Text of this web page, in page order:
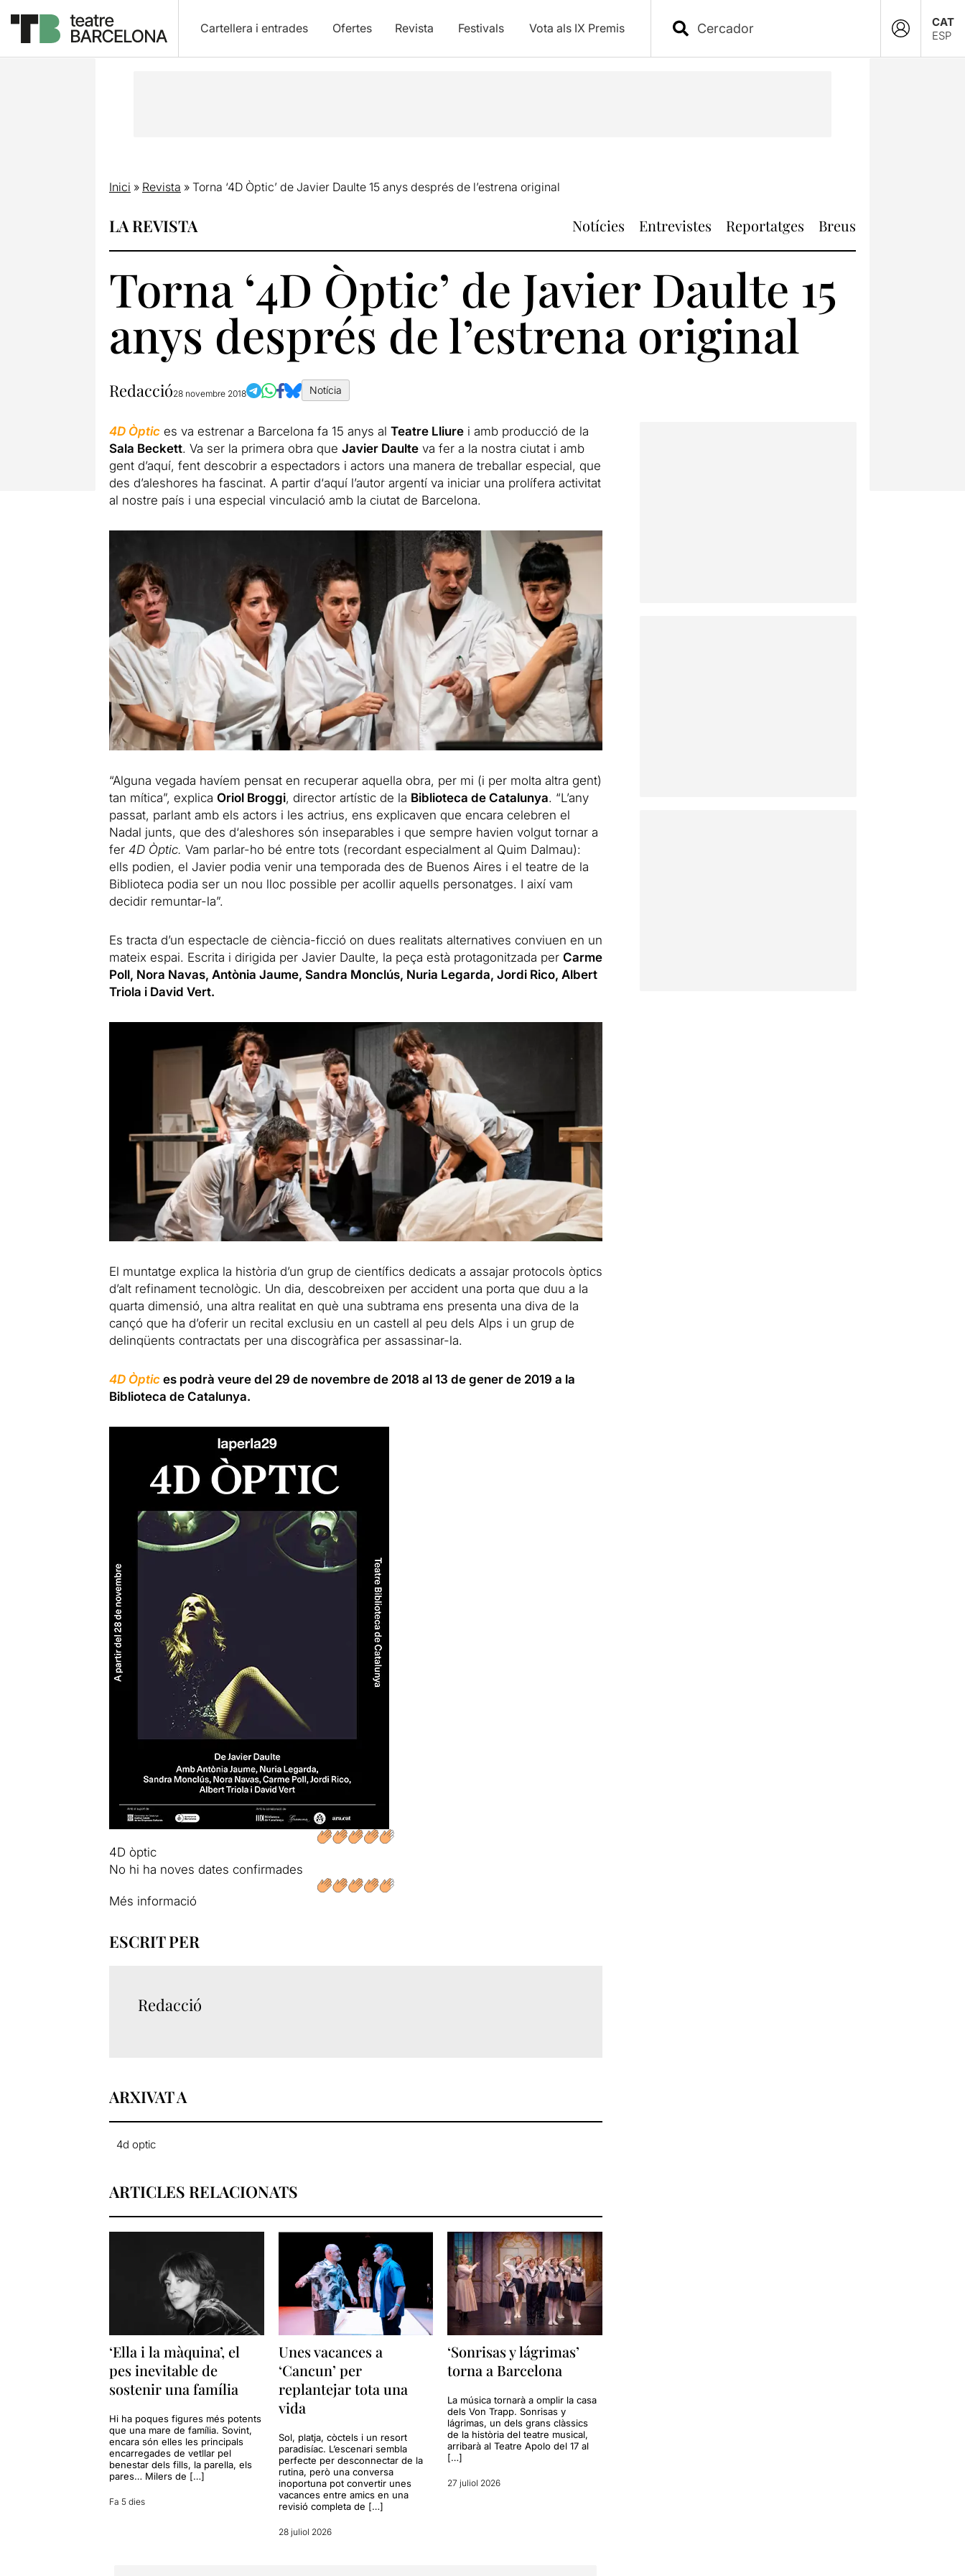
Cartellera i entrades Ofertes Revista Festivals Vota als IX Premis
CAT
ESP
Inici » Revista » Torna ‘4D Òptic’ de Javier Daulte 15 anys després de l’estrena original
LA REVISTA Notícies Entrevistes Reportatges Breus
Torna ‘4D Òptic’ de Javier Daulte 15
anys després de l’estrena original
Redacció28 novembre 2018 Notícia
4D Òptices va estrenar a Barcelona fa 15 anys al Teatre Lliurei amb producció de la
Sala Beckett. Va ser la primera obra que Javier Daulteva fer a la nostra ciutat i amb
gent d’aquí, fent descobrir a espectadors i actors una manera de treballar especial, que
des d’aleshores ha fascinat. A partir d‘aquí l’autor argentí va iniciar una prolífera activitat
al nostre país i una especial vinculació amb la ciutat de Barcelona.
“Alguna vegada havíem pensat en recuperar aquella obra, per mi (i per molta altra gent)
tan mítica”, explica Oriol Broggi, director artístic de la Biblioteca de Catalunya. “L’any
passat, parlant amb els actors i les actrius, ens explicaven que encara celebren el
Nadal junts, que des d‘aleshores són inseparables i que sempre havien volgut tornar a
fer 4D Òptic. Vam parlar-ho bé entre tots (recordant especialment al Quim Dalmau):
ells podien, el Javier podia venir una temporada des de Buenos Aires i el teatre de la
Biblioteca podia ser un nou lloc possible per acollir aquells personatges. I així vam
decidir remuntar-la”.
Es tracta d’un espectacle de ciència-ficció on dues realitats alternatives conviuen en un
mateix espai. Escrita i dirigida per Javier Daulte, la peça està protagonitzada per Carme
Poll, Nora Navas, Antònia Jaume, Sandra Monclús, Nuria Legarda, Jordi Rico, Albert
Triola i David Vert.
El muntatge explica la història d’un grup de científics dedicats a assajar protocols òptics
d’alt refinament tecnològic. Un dia, descobreixen per accident una porta que duu a la
quarta dimensió, una altra realitat en què una subtrama ens presenta una diva de la
cançó que ha d’oferir un recital exclusiu en un castell al peu dels Alps i un grup de
delinqüents contractats per una discogràfica per assassinar-la.
4D Òptices podrà veure del 29 de novembre de 2018 al 13 de gener de 2019 a la
Biblioteca de Catalunya.
4D òptic
No hi ha noves dates confirmades
Més informació
ESCRIT PER
Redacció
ARXIVAT A
4d optic
ARTICLES RELACIONATS
‘Ella i la màquina’, el
pes inevitable de
sostenir una família
Hi ha poques figures més potents
que una mare de família. Sovint,
encara són elles les principals
encarregades de vetllar pel
benestar dels fills, la parella, els
pares… Milers de […]
Fa 5 dies
Unes vacances a
‘Cancun’ per
replantejar tota una
vida
Sol, platja, còctels i un resort
paradisíac. L’escenari sembla
perfecte per desconnectar de la
rutina, però una conversa
inoportuna pot convertir unes
vacances entre amics en una
revisió completa de […]
28 juliol 2026
‘Sonrisas y lágrimas’
torna a Barcelona
La música tornarà a omplir la casa
dels Von Trapp. Sonrisas y
lágrimas, un dels grans clàssics
de la història del teatre musical,
arribarà al Teatre Apolo del 17 al
[…]
27 juliol 2026